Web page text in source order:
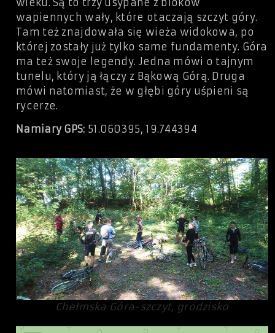
wapiennych wały, które otaczają szczyt góry.
Tam też znajdowała się wieża widokowa, po
której zostały już tylko same fundamenty. Góra
ma też swoje legendy. Jedna mówi o tajnym
tunelu, który ją łączy z Bąkową Górą. Druga
mówi natomiast, że w głębi góry uśpieni są
rycerze.
Namiary GPS: 51.060395, 19.744394
Chełmska Góra-szczyt, grodzisko